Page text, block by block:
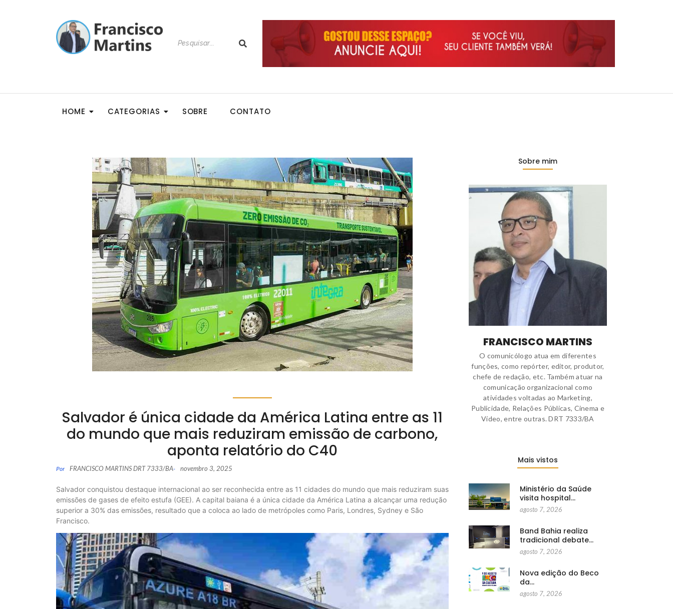
HOME CATEGORIAS SOBRE CONTATO
Salvador é única cidade da América Latina entre as 11
do mundo que mais reduziram emissão de carbono,
aponta relatório do C40
Por FRANCISCO MARTINS DRT 7333/BA- novembro 3, 2025
Salvador conquistou destaque internacional ao ser reconhecida entre as 11 cidades do mundo que mais reduziram suas
emissões de gases de efeito estufa (GEE). A capital baiana é a única cidade da América Latina a alcançar uma redução
superior a 30% das emissões, resultado que a coloca ao lado de metrópoles como Paris, Londres, Sydney e São
Francisco.
Sobre mim
FRANCISCO MARTINS
O comunicólogo atua em diferentes
funções, como repórter, editor, produtor,
chefe de redação, etc. Também atuar na
comunicação organizacional como
atividades voltadas ao Marketing,
Publicidade, Relações Públicas, Cinema e
Vídeo, entre outras. DRT 7333/BA
Mais vistos
Ministério da Saúde
visita hospital…
agosto 7, 2026
Band Bahia realiza
tradicional debate…
agosto 7, 2026
Nova edição do Beco
da…
agosto 7, 2026